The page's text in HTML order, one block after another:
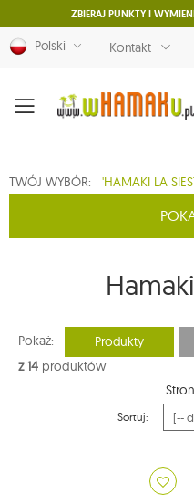
ZBIERAJ PUNKTY I
Polski Kontakt
Menu
TWÓJ WYBÓR: 'HAMAKI LA
Pokaż: Produkty
z 14 produktów
Sortuj: